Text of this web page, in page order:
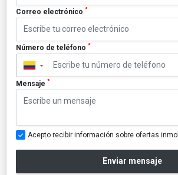
Correo electrónico *
Número de teléfono *
▼
Mensaje *
Acepto recibir información sobre ofertas
Enviar mensaje